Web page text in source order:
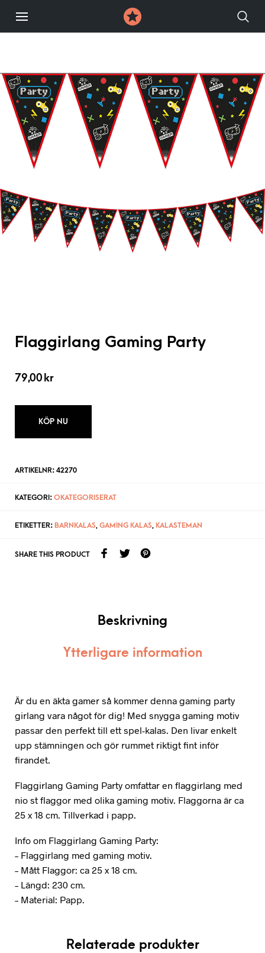
Flaggirlang Gaming Party
79,00 kr
KÖP NU
ARTIKELNR: 42270
KATEGORI: OKATEGORISERAT
ETIKETTER: BARNKALAS, GAMING KALAS, KALASTEMAN
SHARE THIS PRODUCT
Beskrivning
Ytterligare information
Är du en äkta gamer så kommer denna gaming party
girlang vara något för dig! Med snygga gaming motiv
passar den perfekt till ett spel-kalas. Den livar enkelt
upp stämningen och gör rummet riktigt fint inför
firandet.
Flaggirlang Gaming Party omfattar en flaggirlang med
nio st flaggor med olika gaming motiv. Flaggorna är ca
25 x 18 cm. Tillverkad i papp.
Info om Flaggirlang Gaming Party:
– Flaggirlang med gaming motiv.
– Mått Flaggor: ca 25 x 18 cm.
– Längd: 230 cm.
– Material: Papp.
Relaterade produkter